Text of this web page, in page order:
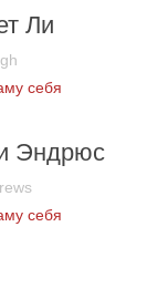
Ли
себя
Эндрюс
себя